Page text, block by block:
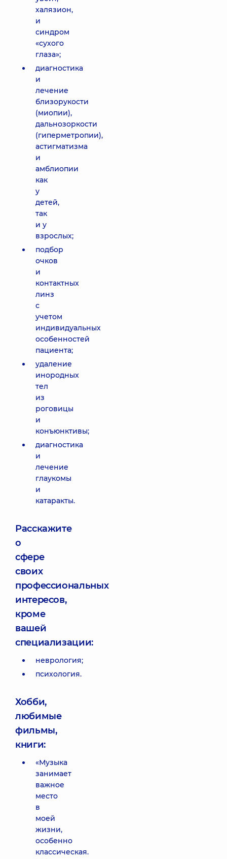
халязион,
и
синдром
«сухого
глаза»;
диагностика
и
лечение
близорукости
(миопии),
дальнозоркости
(гиперметропии),
астигматизма
и
амблиопии
как
у
детей,
так
и у
взрослых;
подбор
очков
и
контактных
линз
с
учетом
индивидуальных
особенностей
пациента;
удаление
инородных
тел
из
роговицы
и
конъюнктивы;
диагностика
и
лечение
глаукомы
и
катаракты.
Расскажите
о
сфере
своих
профессиональных
интересов,
кроме
вашей
специализации:
неврология;
психология.
Хобби,
любимые
фильмы,
книги:
«Музыка
занимает
важное
место
в
моей
жизни,
особенно
классическая.